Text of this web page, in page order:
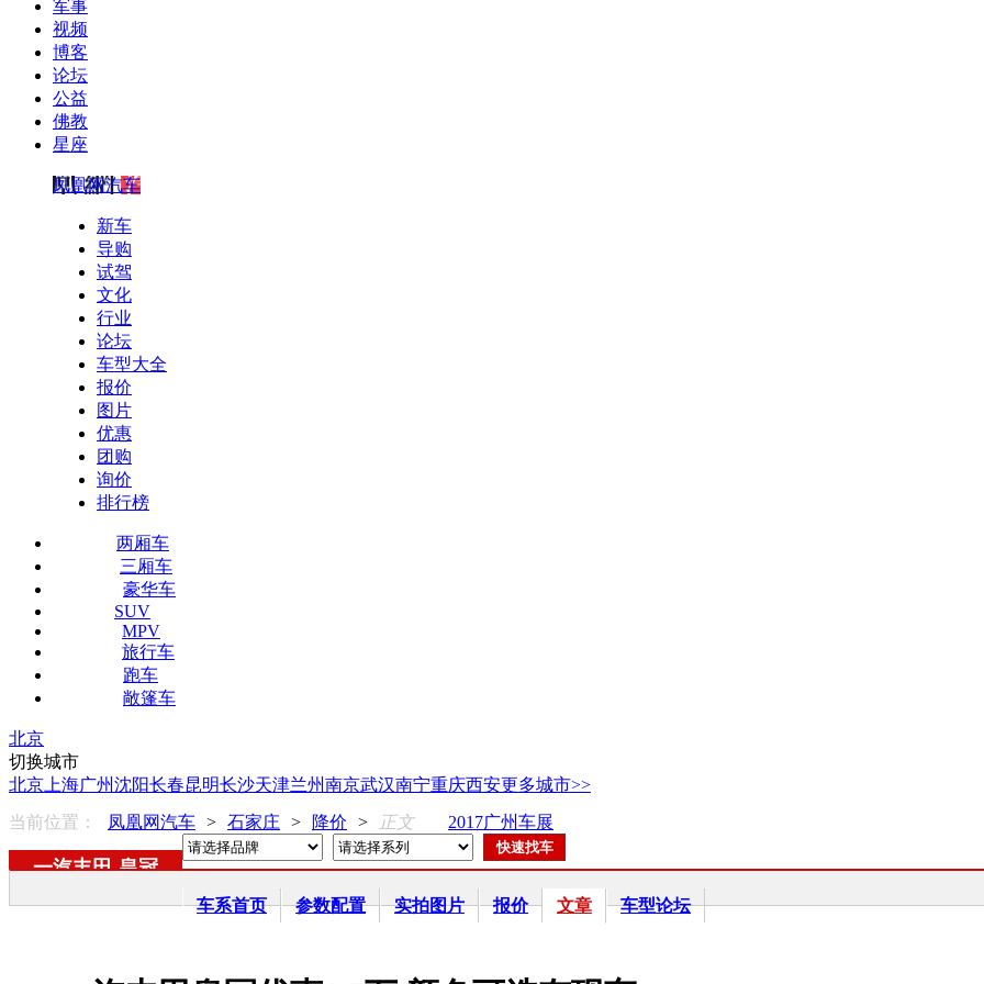
军事
视频
博客
论坛
公益
佛教
星座
凤凰网汽车
新车
导购
试驾
文化
行业
论坛
车型大全
报价
图片
优惠
团购
询价
排行榜
两厢车
三厢车
豪华车
SUV
MPV
旅行车
跑车
敞篷车
北京
切换城市
北京 上海广州沈阳长春昆明长沙天津兰州南京武汉南宁重庆西安更多城市>>
当前位置：
凤凰网汽车 > 石家庄 > 降价 > 正文 2017广州车展
一汽丰田-皇冠
车系首页 参数配置 实拍图片 报价 文章 车型论坛